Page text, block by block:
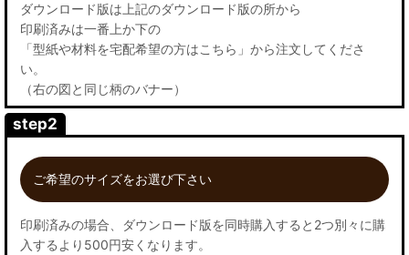
ダウンロード版は上記のダウンロード版の所から
印刷済みは一番上か下の
「型紙や材料を宅配希望の方はこちら」から注文してくださ
い。
（右の図と同じ柄のバナー）
step2
ご希望のサイズをお選び下さい
印刷済みの場合、ダウンロード版を同時購入すると2つ別々に購
入するより500円安くなります。